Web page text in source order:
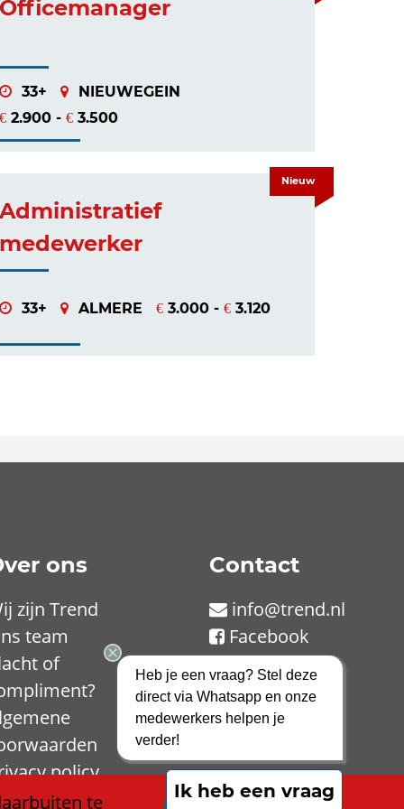
Officemanager
33+ NIEUWEGEIN
€ 2.900 - € 3.500
Administratief
medewerker
33+ ALMERE € 3.000 - € 3.120
Nieuw
ons
zijn Trend
team
of
policy
Contact
info@trend.nl
Facebook
LinkedIn
Instagram
TikTok
te
Heb je een vraag? Stel deze
direct via Whatsapp en onze
medewerkers helpen je
verder!
Ik heb een vraag